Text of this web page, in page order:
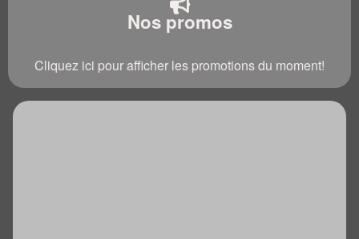
Nos promos
Cliquez ici pour afficher les promotions du moment!